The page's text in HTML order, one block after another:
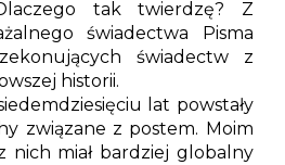
Dlaczego tak twierdzę? Z
świadectwa Pisma
świadectw z
historii.
lat powstały
związane z postem. Moim
nich miał bardziej globalny